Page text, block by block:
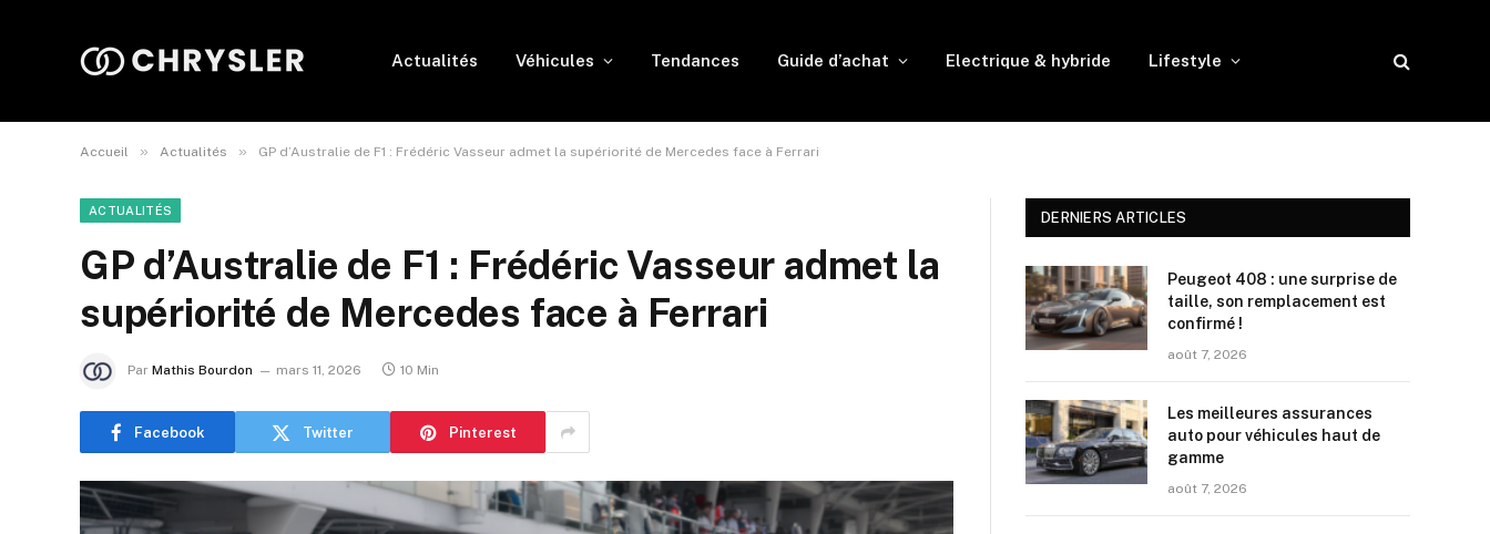
Actualités Véhicules Tendances Guide d’achat Electrique & hybride Lifestyle
Accueil » Actualités » GP d’Australie de F1 : Frédéric Vasseur admet la supériorité de Mercedes face à Ferrari
ACTUALITÉS
GP d’Australie de F1 : Frédéric Vasseur admet la
supériorité de Mercedes face à Ferrari
Par Mathis Bourdon mars 11, 2026 10 Min
Facebook Twitter Pinterest
DERNIERS ARTICLES
Peugeot 408 : une surprise de
taille, son remplacement est
confirmé !
août 7, 2026
Les meilleures assurances
auto pour véhicules haut de
gamme
août 7, 2026